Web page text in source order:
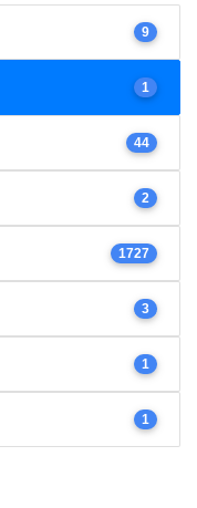
9
1
44
2
1727
3
1
1